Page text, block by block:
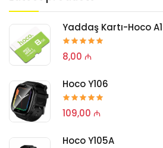
Yaddaş Kartı-Hoco A1
8,00 ₼
Hoco Y106
109,00 ₼
Hoco Y105A